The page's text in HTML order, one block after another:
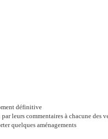
définitive
leurs commentaires à chacune des
quelques aménagements